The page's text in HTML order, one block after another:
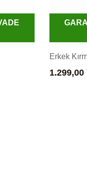
Erkek
1.299,00